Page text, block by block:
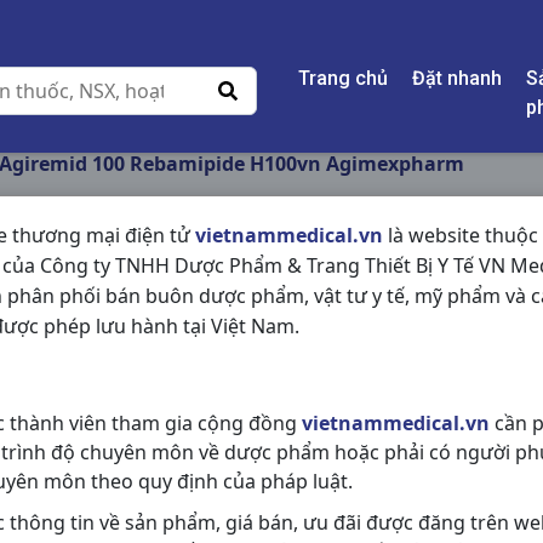
Trang chủ Đặt nhanh
thương mại điện tửvietnammedical.vn là website thuộc
Công ty TNHH Dược Phẩm & Trang Thiết Bị Y Tế VN
phân phối bán buôn dược phẩm, vật tư y tế, mỹ phẩm và
phép lưu hành tại Việt Nam.
thành viên tham gia cộng đồng vietnammedical.vn cần
độ chuyên môn về dược phẩm hoặc phải có người
môn theo quy định của pháp luật.
thông tin về sản phẩm, giá bán, ưu đãi được đăng trên
Agiremid 100 Rebamipide H100vn Agimexpharm
AGIREMID 100
AGIMEXPHARM
Nhóm hàng:Tiêu Hóa - Gan - Mật
Chia sẻ qua mạng xã hội: